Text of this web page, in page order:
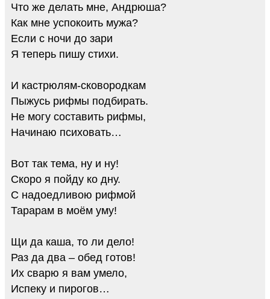
Что же делать мне, Андрюша?
Как мне успокоить мужа?
Если с ночи до зари
Я теперь пишу стихи.
И кастрюлям-сковородкам
Пыжусь рифмы подбирать.
Не могу составить рифмы,
Начинаю психовать…
Вот так тема, ну и ну!
Скоро я пойду ко дну.
С надоедливою рифмой
Тарарам в моём уму!
Щи да каша, то ли дело!
Раз да два – обед готов!
Их сварю я вам умело,
Испеку и пирогов…